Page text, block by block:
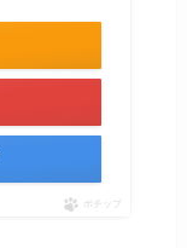
ポチップ